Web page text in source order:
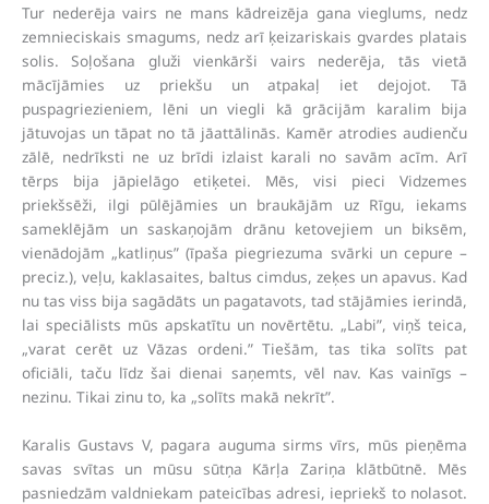
Tur nederēja vairs ne mans kādreizēja gana vieglums, nedz
zemnieciskais smagums, nedz arī ķeizariskais gvardes platais
solis. Soļošana gluži vienkārši vairs nederēja, tās vietā
mācījāmies uz priekšu un atpakaļ iet dejojot. Tā
puspagriezieniem, lēni un viegli kā grācijām karalim bija
jātuvojas un tāpat no tā jāattālinās. Kamēr atrodies audienču
zālē, nedrīksti ne uz brīdi izlaist karali no savām acīm. Arī
tērps bija jāpielāgo etiķetei. Mēs, visi pieci Vidzemes
priekšsēži, ilgi pūlējāmies un braukājām uz Rīgu, iekams
sameklējām un saskaņojām drānu ketovejiem un biksēm,
vienādojām „katliņus” (īpaša piegriezuma svārki un cepure –
preciz.), veļu, kaklasaites, baltus cimdus, zeķes un apavus. Kad
nu tas viss bija sagādāts un pagatavots, tad stājāmies ierindā,
lai speciālists mūs apskatītu un novērtētu. „Labi”, viņš teica,
„varat cerēt uz Vāzas ordeni.” Tiešām, tas tika solīts pat
oficiāli, taču līdz šai dienai saņemts, vēl nav. Kas vainīgs –
nezinu. Tikai zinu to, ka „solīts makā nekrīt”.
Karalis Gustavs V, pagara auguma sirms vīrs, mūs pieņēma
savas svītas un mūsu sūtņa Kārļa Zariņa klātbūtnē. Mēs
pasniedzām valdniekam pateicības adresi, iepriekš to nolasot.